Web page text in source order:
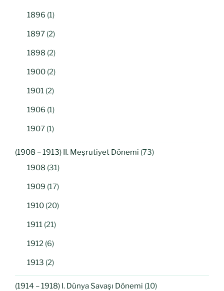
1896 (1)
1897 (2)
1898 (2)
1900 (2)
1901 (2)
1906 (1)
1907 (1)
(1908 – 1913) II. Meşrutiyet Dönemi (73)
1908 (31)
1909 (17)
1910 (20)
1911 (21)
1912 (6)
1913 (2)
(1914 – 1918) I. Dünya Savaşı Dönemi (10)